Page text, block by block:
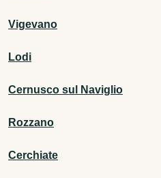
Vigevano
Lodi
Cernusco sul Naviglio
Rozzano
Cerchiate